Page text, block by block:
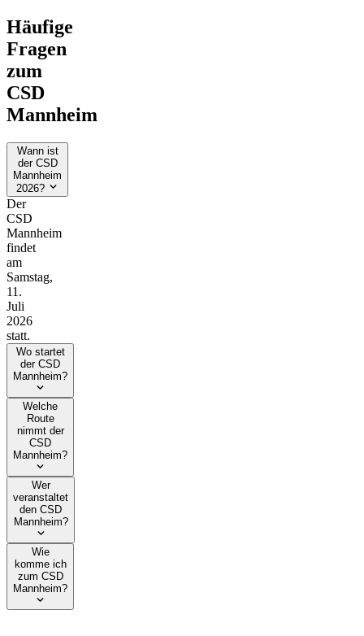
Häufige
Fragen
zum
CSD
Mannheim
Wann ist
der CSD
Mannheim
2026?
Der
CSD
Mannheim
findet
am
Samstag,
11.
Juli
2026
statt.
Wo startet
der CSD
Mannheim?
Welche
Route
nimmt der
CSD
Mannheim?
Wer
veranstaltet
den CSD
Mannheim?
Wie
komme ich
zum CSD
Mannheim?